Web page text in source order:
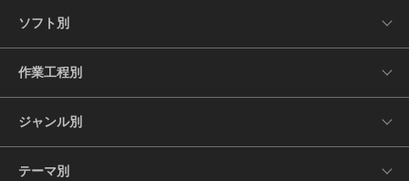
ソフト別
作業工程別
ジャンル別
テーマ別